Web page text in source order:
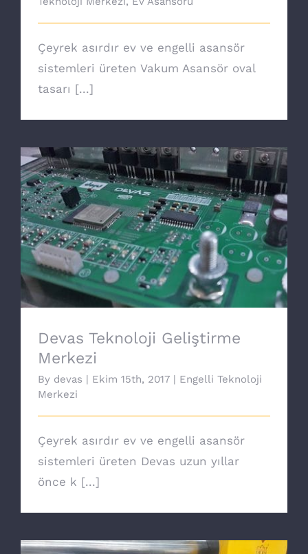
Çeyrek asırdır ev ve engelli asansör
sistemleri üreten Vakum Asansör oval
tasarı [...]
Devas Teknoloji Geliştirme Merkezi
Devas Teknoloji Geliştirme
Merkezi
By devas | Ekim 15th, 2017 | Engelli Teknoloji
Merkezi
Çeyrek asırdır ev ve engelli asansör
sistemleri üreten Devas uzun yıllar
önce k [...]